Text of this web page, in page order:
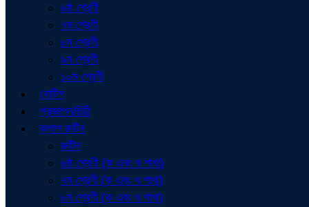
৬ষ্ঠ শ্রেণী
৭ম শ্রেণী
৮ম শ্রেণী
৯ম শ্রেণী
১০ম শ্রেণী
নোটিশ
প্রজ্ঞাপন/চিঠি
ক্লাশ রুটিন
রুটিন
৬ষ্ঠ শ্রেণী (ক এবং খ শাখা)
৭ম শ্রেণী (ক এবং খ শাখা)
৮ম শ্রেণী (ক এবং খ শাখা)